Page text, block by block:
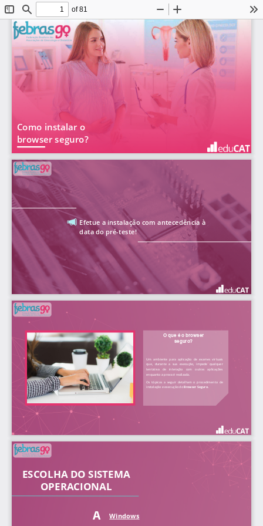
Toggle
Sidebar
Find
of 81
Zoom
Out
In
Como instalar o
browser seguro?
Efetue a instalação com antecedência à
data do pré-teste!
Um ambiente para aplicação de exames virtuais
que, durante a sua execução, impede qualquer
tentativa
de interação com outras
aplicações
enquanto a prova é realizada.
Os tópicos a seguir detalham o procedimento de
instalação e execução do Browser Seguro.
O que é o browser
seguro?
ESCOLHA DO SISTEMA
OPERACIONAL
Windows
A